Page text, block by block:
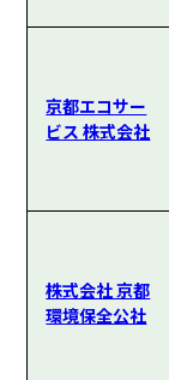
京都エコサー
ビス 株式会社
株式会社 京都
環境保全公社